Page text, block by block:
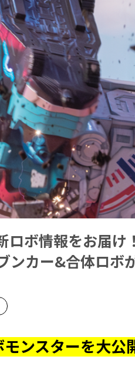
ロボ情報をお届け
ンカー&合体ロボ
ンスターを大公